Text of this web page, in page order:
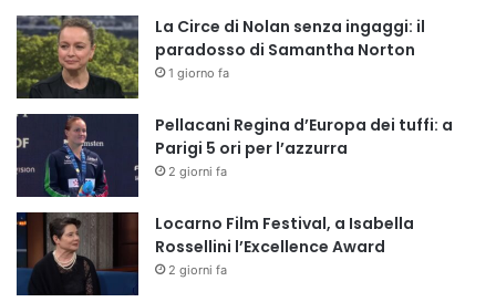
La Circe di Nolan senza ingaggi: il
paradosso di Samantha Norton
1 giorno fa
Pellacani Regina d’Europa dei tuffi: a
Parigi 5 ori per l’azzurra
2 giorni fa
Locarno Film Festival, a Isabella
Rossellini l’Excellence Award
2 giorni fa